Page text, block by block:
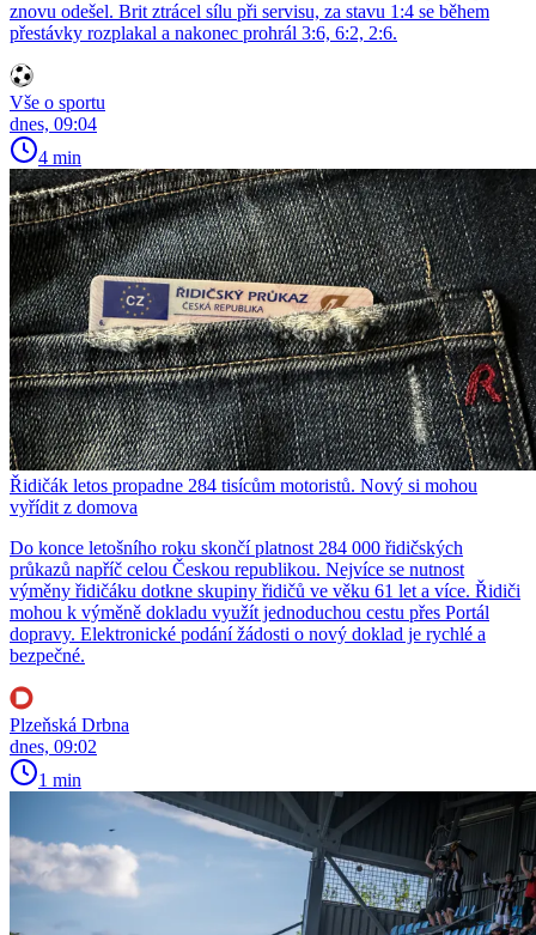
znovu odešel. Brit ztrácel sílu při servisu, za stavu 1:4 se během
přestávky rozplakal a nakonec prohrál 3:6, 6:2, 2:6.
Vše o sportu
dnes, 09:04
4 min
Řidičák letos propadne 284 tisícům motoristů. Nový si mohou
vyřídit z domova
Do konce letošního roku skončí platnost 284 000 řidičských
průkazů napříč celou Českou republikou. Nejvíce se nutnost
výměny řidičáku dotkne skupiny řidičů ve věku 61 let a více. Řidiči
mohou k výměně dokladu využít jednoduchou cestu přes Portál
dopravy. Elektronické podání žádosti o nový doklad je rychlé a
bezpečné.
Plzeňská Drbna
dnes, 09:02
1 min